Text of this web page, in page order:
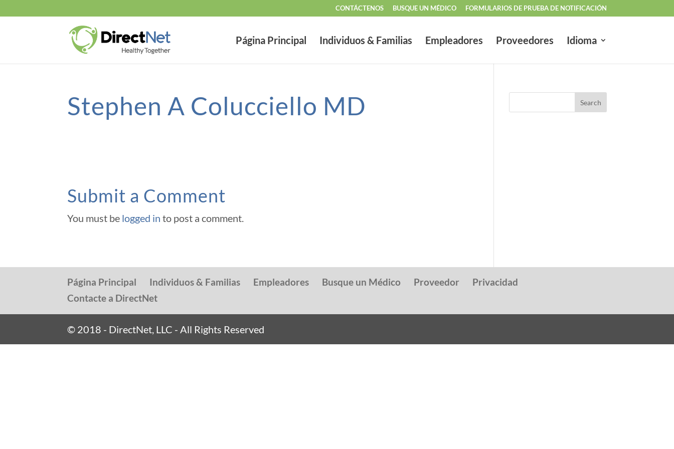
CONTÁCTENOS BUSQUE UN MÉDICO FORMULARIOS DE PRUEBA DE NOTIFICACIÓN
Página Principal Individuos & Familias Empleadores Proveedores Idioma
Stephen A Colucciello MD
Submit a Comment
You must be logged in to post a comment.
Página Principal Individuos & Familias Empleadores Busque un Médico Proveedor
Privacidad
Contacte a DirectNet
© 2018 - DirectNet, LLC - All Rights Reserved